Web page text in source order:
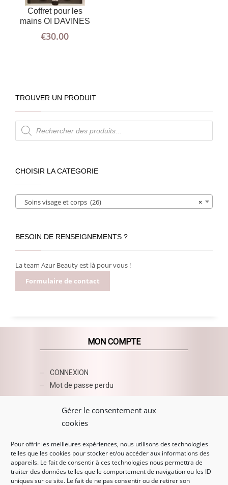
Gérer le consentement aux
cookies
Pour offrir les meilleures expériences, nous utilisons des technologies
telles que les cookies pour stocker et/ou accéder aux informations des
appareils. Le fait de consentir à ces technologies nous permettra de
traiter des données telles que le comportement de navigation ou les ID
uniques sur ce site. Le fait de ne pas consentir ou de retirer son
Coffret pour les
mains OI DAVINES
€30.00
TROUVER UN PRODUIT
Recherche
de
produits
CHOISIR LA CATEGORIE
×
Soins visage et corps (26)
BESOIN DE RENSEIGNEMENTS ?
La team Azur Beauty est là pour vous !
Formulaire de contact
MON COMPTE
CONNEXION
Mot de passe perdu
AZUR BEAUTY ESHOP